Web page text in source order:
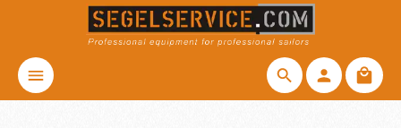
Zum Hauptinhalt springen